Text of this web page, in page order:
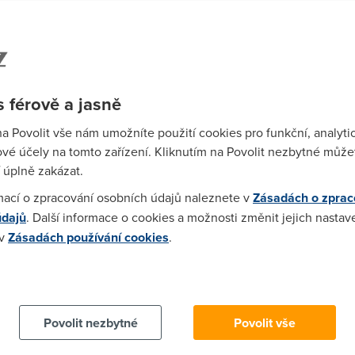
filmy pres VOD...ale ani je nebude stahovat přes
t.yemine.info 217fe4b95460647008ff54d2d10c5ece
b1.yemine.info[/url] [url=http://
url] [u]http://
bych to spíš nazval průměrnou kvalitou.... Ale krok
o vynikající kvalitě, kterou chcete vidět, ... ale o
férově a jasně
Povolit vše nám umožníte použití cookies pro funkční,
účely na tomto zařízení. Kliknutím na Povolit nezbytné
zakázat.
o zpracování osobních údajů naleznete vZásadách o
. Další informace o cookies a možnosti změnit jejich
Zásadách používání cookies.
Povolit nezbytné
Povolit vše